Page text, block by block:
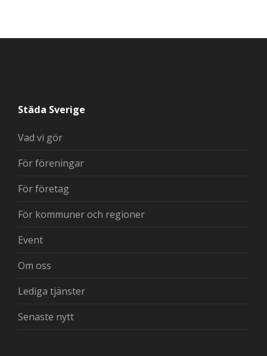
Städa Sverige
Vad vi gör
För föreningar
För företag
För kommuner och regioner
Event
Om oss
Lediga tjänster
Senaste nytt